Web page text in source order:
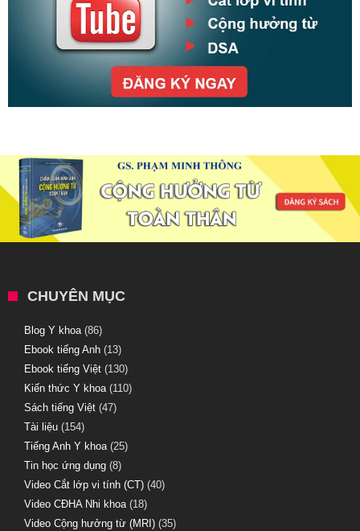
CHUYÊN MỤC
Blog Y khoa(86)
Ebook tiếng Anh (13)
Ebook tiếng Việt (130)
Kiến thức Y khoa(110)
Sách tiếng Việt (47)
Tài liệu (154)
Tiếng Anh Y khoa(25)
Tin học ứng dụng (8)
Video Cắt lớp vi tính (CT) (40)
Video CĐHA Nhi khoa(18)
Video Cộng hưởng từ (MRI) (35)